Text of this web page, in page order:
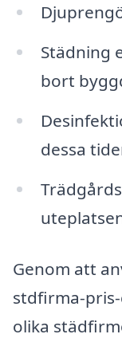
Städning
bort
dessa
Genom att
stdfirma-
olika